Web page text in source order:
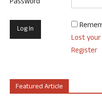
Lost
Register
Featured Article